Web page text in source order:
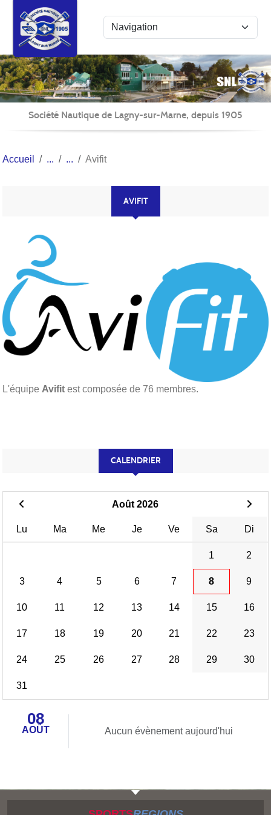
Société Nautique de Lagny-sur-Marne, depuis 1905
Accueil Avifit
AVIFIT
L'équipe Avifit est composée de 76 membres.
CALENDRIER
Août 2026
Lu Ma Me Je Ve Sa Di
1 2
3 4 5 6 7 8 9
10 11 12 13 14 15 16
17 18 19 20 21 22 23
24 25 26 27 28 29 30
31
08
AOÛT Aucun évènement aujourd'hui
Panneau de gestion des cookies